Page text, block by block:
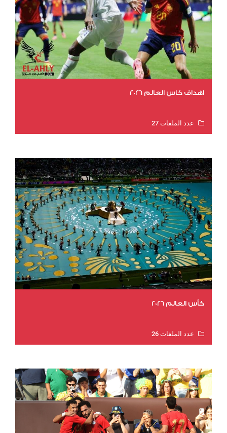
اهداف كاس العالم 2026
عدد الملفات 27
كأس العالم 2026
عدد الملفات 26